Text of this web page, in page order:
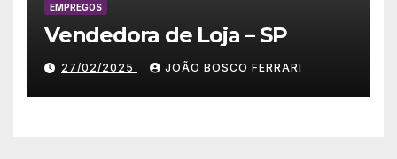
EMPREGOS
Vendedora de Loja – SP
27/02/2025 JOÃO BOSCO FERRARI